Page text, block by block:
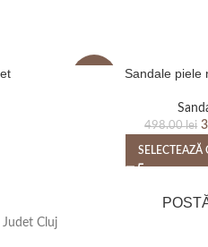
Sandale piele
498.00lei
SELECTEAZĂ
Cluj